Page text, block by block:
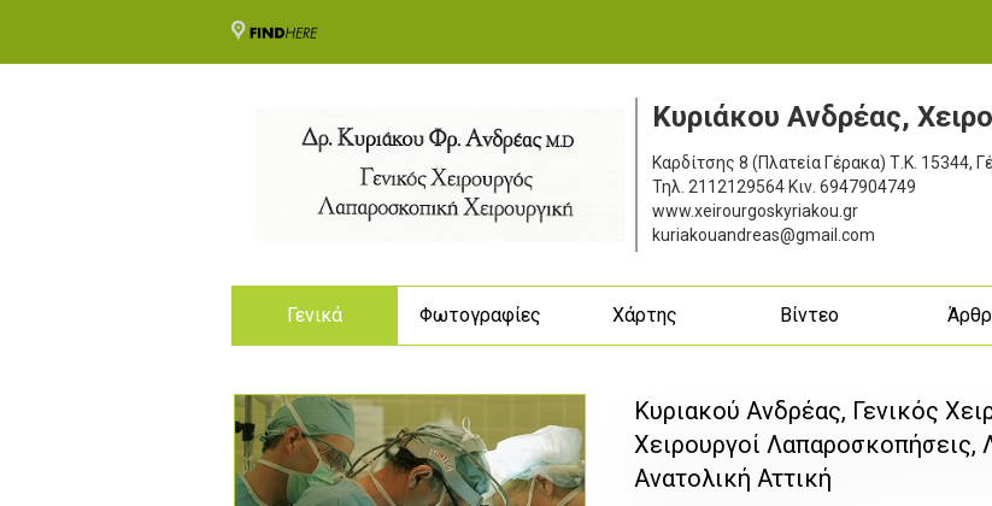
Κυριάκου Ανδρέας,
Καρδίτσης 8 (Πλατεία Γέρακα) Τ.Κ. 15344,
Τηλ. 2112129564 Κιν. 6947904749
www.xeirourgoskyriakou.gr
kuriakouandreas@gmail.com
Γενικά Φωτογραφίες Χάρτης Βίντεο
Κυριακού Ανδρέας, Γενικός
Χειρουργοί Λαπαροσκοπήσεις,
Ανατολική Αττική